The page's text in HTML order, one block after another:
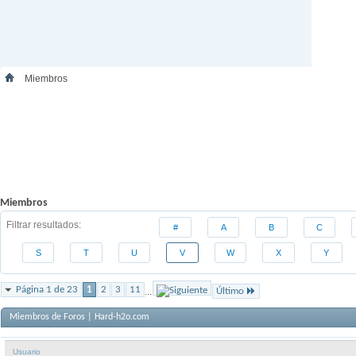
Miembros
Miembros
Filtrar resultados # A B C
S T U V W X Y
Página 1 de 23 1 2 3 11 ... Último
Miembros de Foros | Hard-h2o.com
Usuario